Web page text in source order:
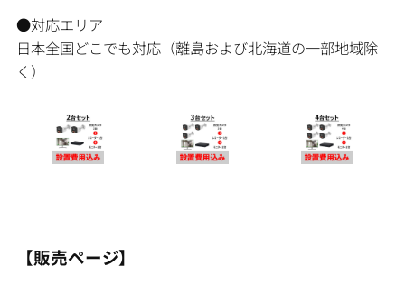
●対応エリア
日本全国どこでも対応（離島および北海道の一部地域除
く）
【販売ページ】